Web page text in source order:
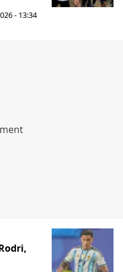
- 13:34